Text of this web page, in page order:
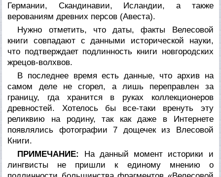
Германии, Скандинавии, Исландии, а также
верованиям древних персов (Авеста).
Нужно отметить, что даты, факты Велесовой
книги совпадают с данными исторической науки,
что подтверждает подлинность книги новгородских
жрецов-волхвов.
В последнее время есть данные, что архив на
самом деле не сгорел, а лишь переправлен за
границу, гда хранится в руках коллекционеров
древностей. Хотелось бы все-таки вренуть эту
реликвию на родину, так как даже в Интернете
появлялись фотографии 7 дощечек из Влесовой
Книги.
ПРИМЕЧАНИЕ:
На данный момент историки и
лингвисты не пришли к единому мнению о